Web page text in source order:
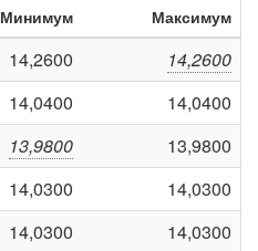
Минимум Максимум
14,2600
14,2600
14,0400
14,0400
13,9800
13,9800
14,0300
14,0300
14,0300
14,0300